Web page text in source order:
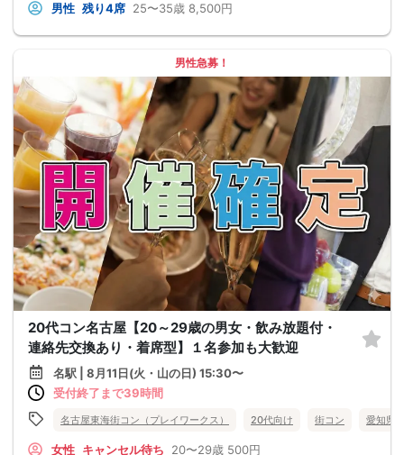
男性 残り4席 25〜35歳 8,500円
男性急募！
20代コン名古屋【20～29歳の男女・飲み放題付・
連絡先交換あり・着席型】１名参加も大歓迎
名駅 | 8月11日(火・山の日) 15:30〜
受付終了まで39時間
名古屋東海街コン（プレイワークス） 20代向け 街コン 愛知県
女性 キャンセル待ち 20〜29歳 500円